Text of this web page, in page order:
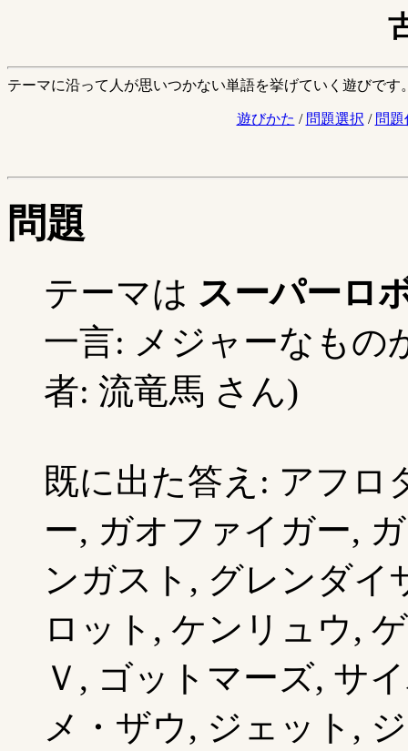
テーマに沿って人が思いつかない単語を挙げていく遊びです
遊びかた / 問題選択 / 問題
問題
テーマは スーパーロ
一言: メジャーなもの
者: 流竜馬 さん)
既に出た答え: アフロ
ー, ガオファイガー,
ンガスト, グレンダイ
ロット, ケンリュウ,
Ｖ, ゴットマーズ, サ
メ・ザウ, ジェット,